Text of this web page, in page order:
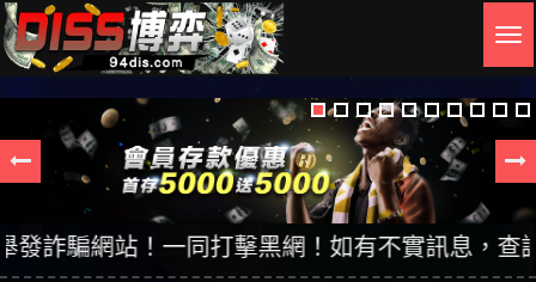
網站！一同打擊黑網！如有不實訊息，查證後